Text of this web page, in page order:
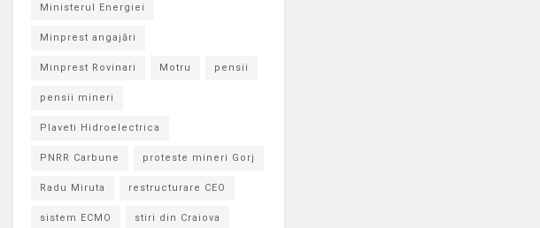
Ministerul Energiei
Minprest angajări
Minprest Rovinari Motru pensii
pensii mineri
Plaveti Hidroelectrica
PNRR Carbune proteste mineri Gorj
Radu Miruta restructurare CEO
sistem ECMO stiri din Craiova